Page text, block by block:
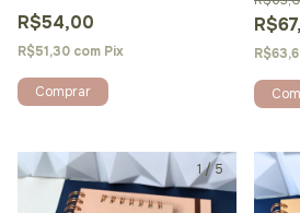
R$54,00
R$51,30 com Pix
Comprar
1/5